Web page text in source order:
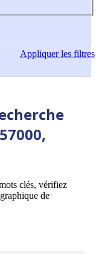
Appliquerles filtres
clés, vérifiez
de